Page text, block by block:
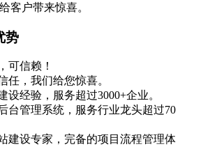
客户带来惊喜。
势
可信赖！
任，我们给您惊喜。
设经验，服务超过3000+企业。
台管理系统，服务行业龙头超过70
建设专家，完备的项目流程管理体